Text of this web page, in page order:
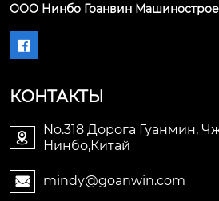
ООО Нинбо Гоанвин

КОНТАКТЫ

No.318 Дорога Гуанмин,
Нинбо,Китай
 mindy@goanwin.com